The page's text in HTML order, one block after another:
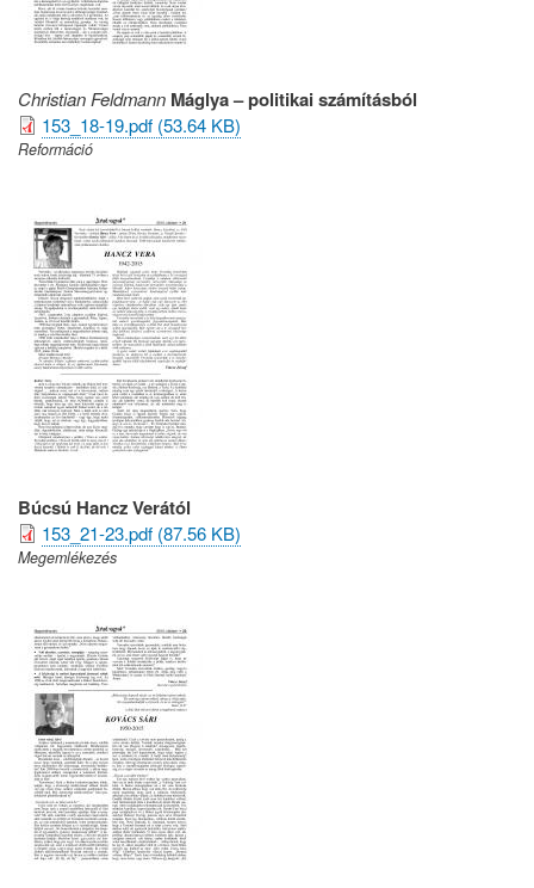
Christian Feldmann Máglya – politikai számításból
153_18-19.pdf (53.64 KB)
Reformáció
Búcsú Hancz Verától
153_21-23.pdf (87.56 KB)
Megemlékezés